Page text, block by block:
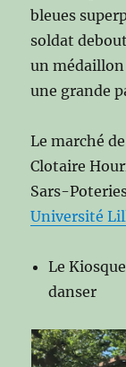
bleues
soldat
un médaillon
une grande
Le marché
Clotaire
Sars-
Université
Le
danser